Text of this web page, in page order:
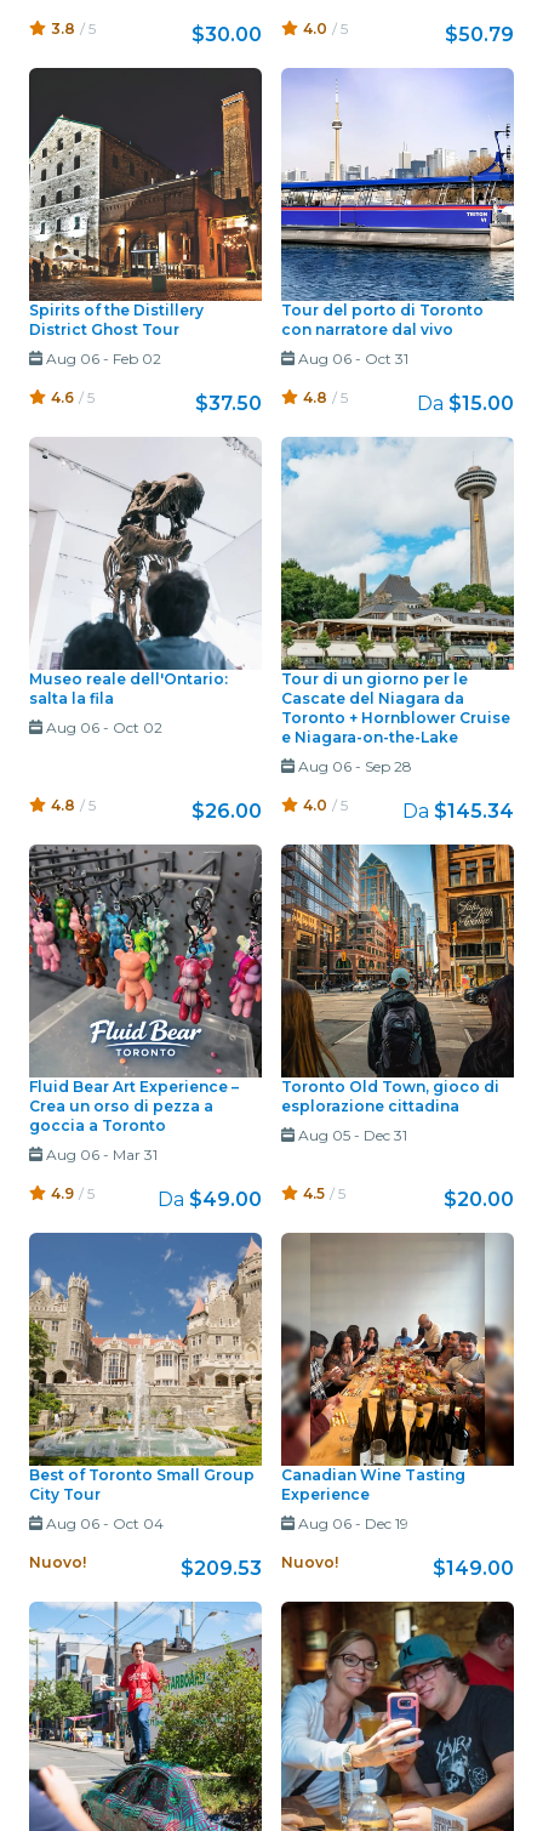
3.8 / 5 $30.00 4.0 / 5 $50.79
Spirits of the Distillery
District Ghost Tour
Aug 06- Feb 02
4.6 / 5 $37.50
Tour del porto di Toronto
con narratore dal vivo
Aug 06- Oct 31
4.8 / 5 Da $15.00
Museo reale dell'Ontario:
salta la fila
Aug 06- Oct 02
4.8 / 5 $26.00
Tour di un giorno per le
Cascate del Niagara da
Toronto + Hornblower Cruise
e Niagara-on-the-Lake
Aug 06- Sep 28
4.0 / 5 Da $145.34
Fluid Bear Art Experience –
Crea un orso di pezza a
goccia a Toronto
Aug 06- Mar 31
4.9 / 5 Da $49.00
Toronto Old Town, gioco di
esplorazione cittadina
Aug 05- Dec 31
4.5 / 5 $20.00
Best of Toronto Small Group
City Tour
Aug 06- Oct 04
Nuovo! $209.53
Canadian Wine Tasting
Experience
Aug 06- Dec 19
Nuovo! $149.00